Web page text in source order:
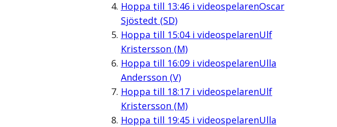
Hoppa till 13:46i videospelarenOscar
Sjöstedt (SD)
Hoppa till 15:04i videospelarenUlf
Kristersson (M)
Hoppa till 16:09i videospelarenUlla
Andersson (V)
Hoppa till 18:17i videospelarenUlf
Kristersson (M)
Hoppa till 19:45i videospelarenUlla